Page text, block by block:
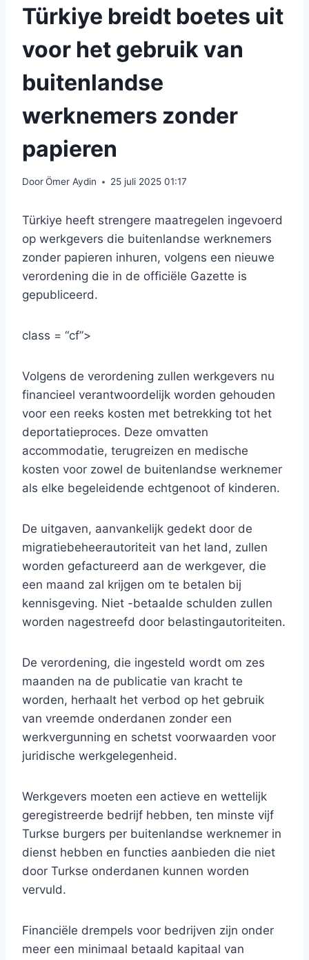
Türkiye breidt boetes uit
voor het gebruik van
buitenlandse
werknemers zonder
papieren
DoorÖmer Aydin 25 juli 2025 01:17
Türkiye heeft strengere maatregelen ingevoerd
op werkgevers die buitenlandse werknemers
zonder papieren inhuren, volgens een nieuwe
verordening die in de officiële Gazette is
gepubliceerd.
class = “cf”>
Volgens de verordening zullen werkgevers nu
financieel verantwoordelijk worden gehouden
voor een reeks kosten met betrekking tot het
deportatieproces. Deze omvatten
accommodatie, terugreizen en medische
kosten voor zowel de buitenlandse werknemer
als elke begeleidende echtgenoot of kinderen.
De uitgaven, aanvankelijk gedekt door de
migratiebeheerautoriteit van het land, zullen
worden gefactureerd aan de werkgever, die
een maand zal krijgen om te betalen bij
kennisgeving. Niet -betaalde schulden zullen
worden nagestreefd door belastingautoriteiten.
De verordening, die ingesteld wordt om zes
maanden na de publicatie van kracht te
worden, herhaalt het verbod op het gebruik
van vreemde onderdanen zonder een
werkvergunning en schetst voorwaarden voor
juridische werkgelegenheid.
Werkgevers moeten een actieve en wettelijk
geregistreerde bedrijf hebben, ten minste vijf
Turkse burgers per buitenlandse werknemer in
dienst hebben en functies aanbieden die niet
door Turkse onderdanen kunnen worden
vervuld.
Financiële drempels voor bedrijven zijn onder
meer een minimaal betaald kapitaal van